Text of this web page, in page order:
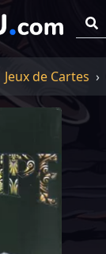
Jeux de Cartes